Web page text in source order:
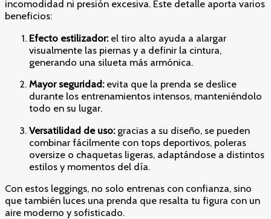
incomodidad ni presión excesiva. Este detalle aporta varios
beneficios:
Efecto estilizador:el tiro alto ayuda a alargar
visualmente las piernas y a definir la cintura,
generando una silueta más armónica.
Mayor seguridad:evita que la prenda se deslice
durante los entrenamientos intensos, manteniéndolo
todo en su lugar.
Versatilidad de uso:gracias a su diseño, se pueden
combinar fácilmente con tops deportivos, poleras
oversize o chaquetas ligeras, adaptándose a distintos
estilos y momentos del día.
Con estos leggings, no solo entrenas con confianza, sino
que también luces una prenda que resalta tu figura con un
aire moderno y sofisticado.